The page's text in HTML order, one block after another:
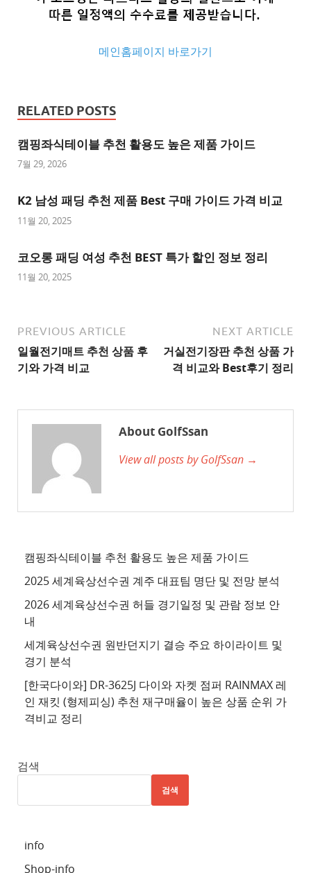
메인홈페이지 바로가기
사
이
트
천
사
트
1
사
이
트
추
사
트
천
사
이
트
천
사
RELATED POSTS
캠핑좌식테이블 추천 활용도 높은 제품 가이드
7월 29, 2026
K2 남성 패딩 추천 제품 Best 구매 가이드 가격 비교
11월 20, 2025
코오롱 패딩 여성 추천 BEST 특가 할인 정보 정리
11월 20, 2025
PREVIOUS ARTICLE
일월전기매트 추천 상품 후
기와 가격 비교
NEXT ARTICLE
거실전기장판 추천 상품 가
격 비교와 Best후기 정리
About GolfSsan
View all posts by GolfSsan →
캠핑좌식테이블 추천 활용도 높은 제품 가이드
2025 세계육상선수권 계주 대표팀 명단 및 전망 분석
2026 세계육상선수권 허들 경기일정 및 관람 정보 안
내
세계육상선수권 원반던지기 결승 주요 하이라이트 및
경기 분석
[한국다이와] DR-3625J 다이와 자켓 점퍼 RAINMAX 레
인 재킷 (형제피싱) 추천 재구매율이 높은 상품 순위 가
격비교 정리
검색
검색
info
Shop-info